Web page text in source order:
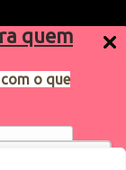
quem
o que